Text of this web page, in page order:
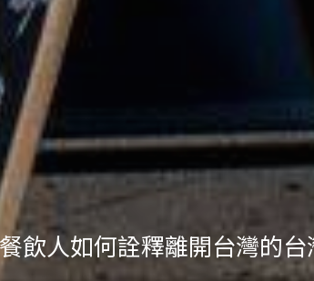
選物、包裝、文化與飲食